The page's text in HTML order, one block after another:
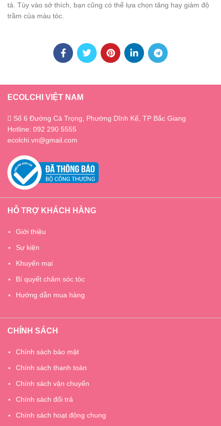
tả. Tùy vào sở thích, bạn cũng có thể lựa chọn tăng hay giảm độ
trầm của màu tóc.
ECOLCHI VIỆT NAM
Số 6 Đường Cả Trọng, Phường Dĩnh Kế, TP Bắc Giang
Hotline: 092 290 5555
ecolchi.vn@gmail.com
HỖ TRỢ KHÁCH HÀNG
Giới thiệu
Sự kiện
Khuyến mại
Bí quyết chăm sóc tóc
Hướng dẫn mua hàng
CHÍNH SÁCH
Chính sách bảo mật
Chính sách thanh toán
Chính sách vận chuyển
Chính sách đổi trả
Chính sách hoạt động chung